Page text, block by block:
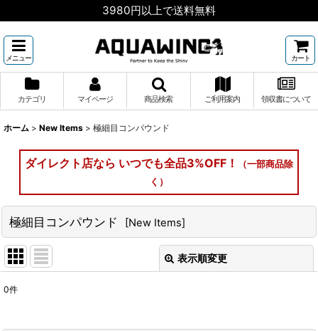
3980円以上で送料無料
メニュー カート
カテゴリ マイページ 商品検索 ご利用案内 領収書について
ホーム > New Items > 極細目コンパウンド
ダイレクト店なら いつでも全品3%OFF！
（一部商品除
く）
極細目コンパウンド [New Items]
表示順変更
0件